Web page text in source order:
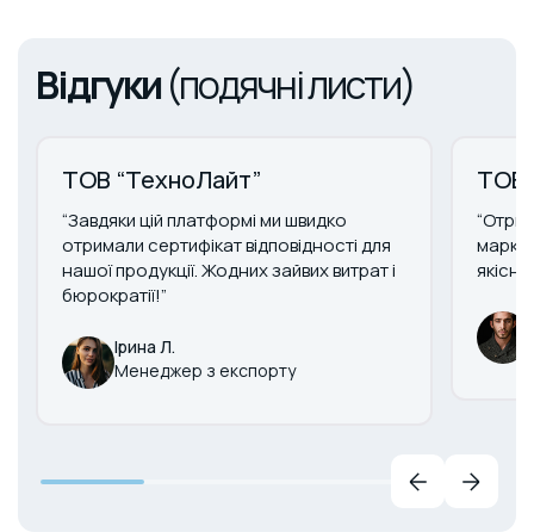
Відгуки(подячні листи)
ТОВ “ТехноЛайт”
“Завдяки цій платформі ми швидко
отримали сертифікат відповідності для
нашої продукції. Жодних зайвих витрат і
бюрократії!”
Ірина Л.
Менеджер з експорту
ТОВ